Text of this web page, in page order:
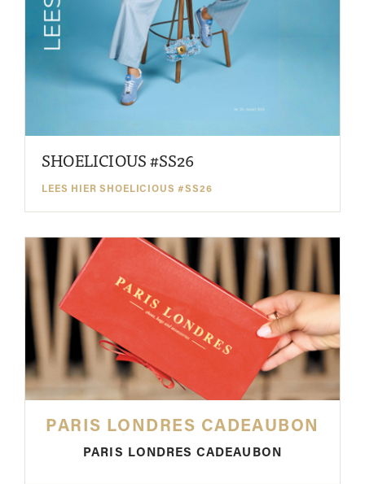
SHOELICIOUS #SS26
LEES HIER SHOELICIOUS #SS26
PARIS LONDRES CADEAUBON
PARIS LONDRES CADEAUBON